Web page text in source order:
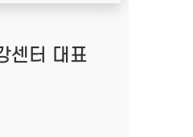
센터 대표